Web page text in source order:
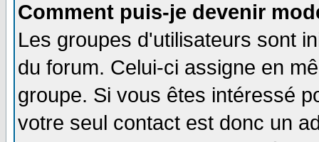
Comment puis-je devenir
Les groupes d'utilisateurs sont
du forum. Celui-ci assigne en
groupe. Si vous êtes intéressé
votre seul contact est donc un